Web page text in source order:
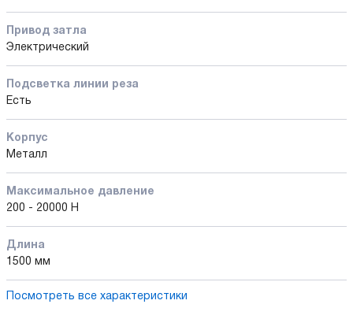
Привод затла
Электрический
Подсветка линии реза
Есть
Корпус
Металл
Максимальное давление
200 - 20000 Н
Длина
1500 мм
Посмотреть все характеристики